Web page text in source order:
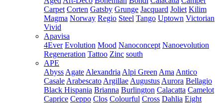
Carpet Corten Gatsby Grunge Jacquard Joliet Kilim
Magma Norway Regio Steel Tango Uptown Victorian
Vivid
Apavisa
4Ever Evolution Mood Nanoconcept Nanoevolution
Regeneration Tattoo Zinc south
APE
Abyss Agate Alexandria Alpi Green Ama Antico
Casale Arabescato Argillae Augustus Aurora Bellagio
Black Hispania Brianna Burlington Calacatta Camelot
Caprice Ceppo Clos Colourful Cross Dahlia Eight